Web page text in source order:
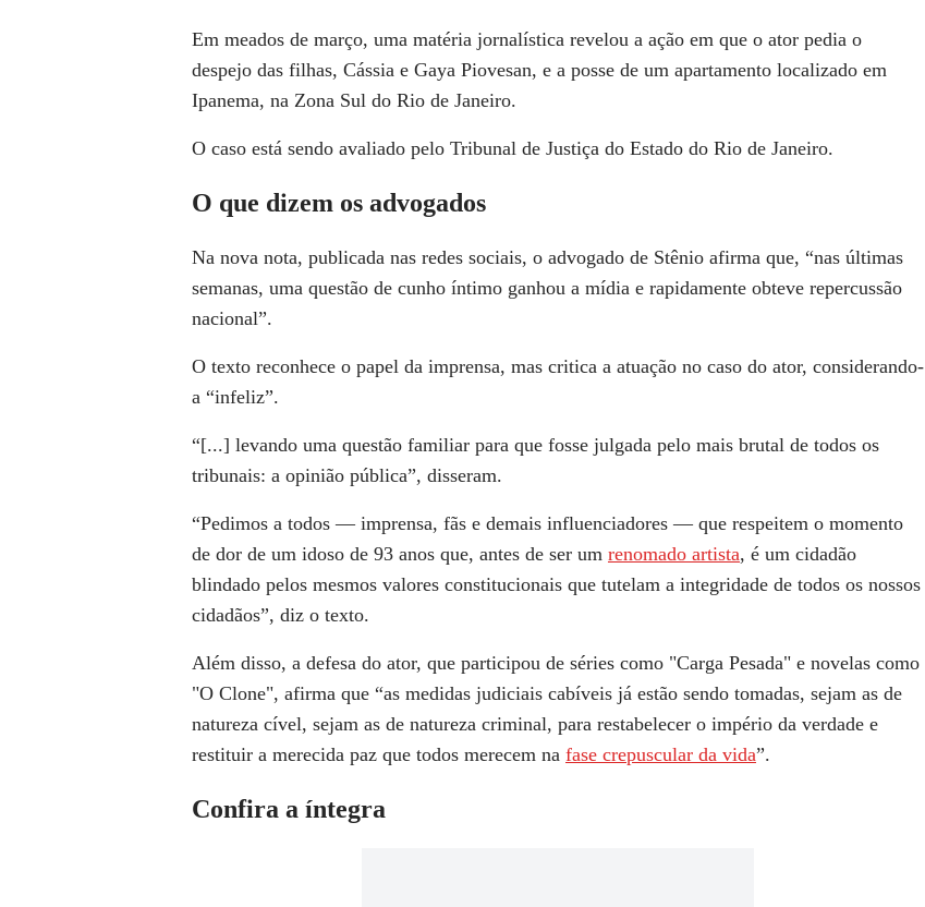
Em meados de março, uma matéria jornalística revelou a ação em que o ator pedia o
despejo das filhas, Cássia e Gaya Piovesan, e a posse de um apartamento localizado em
Ipanema, na Zona Sul do Rio de Janeiro.
O caso está sendo avaliado pelo Tribunal de Justiça do Estado do Rio de Janeiro.
O que dizem os advogados
Na nova nota, publicada nas redes sociais, o advogado de Stênio afirma que, “nas últimas
semanas, uma questão de cunho íntimo ganhou a mídia e rapidamente obteve repercussão
nacional”.
O texto reconhece o papel da imprensa, mas critica a atuação no caso do ator, considerando-
a “infeliz”.
“[...] levando uma questão familiar para que fosse julgada pelo mais brutal de todos os
tribunais: a opinião pública”, disseram.
“Pedimos a todos — imprensa, fãs e demais influenciadores — que respeitem o momento
de dor de um idoso de 93 anos que, antes de ser um renomado artista, é um cidadão
blindado pelos mesmos valores constitucionais que tutelam a integridade de todos os nossos
cidadãos”, diz o texto.
Além disso, a defesa do ator, que participou de séries como "Carga Pesada" e novelas como
"O Clone", afirma que “as medidas judiciais cabíveis já estão sendo tomadas, sejam as de
natureza cível, sejam as de natureza criminal, para restabelecer o império da verdade e
restituir a merecida paz que todos merecem na fase crepuscular da vida”.
Confira a íntegra